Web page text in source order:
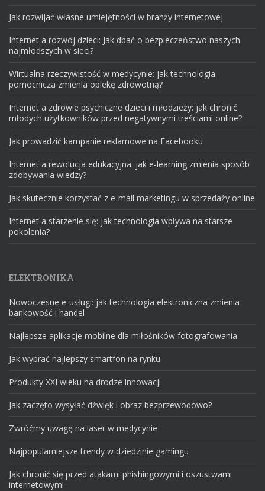
Jak rozwijać własne umiejętności w branży internetowej
Internet a rozwój dzieci: Jak dbać o bezpieczeństwo naszych
najmłodszych w sieci?
Wirtualna rzeczywistość w medycynie: jak technologia
pomocnicza zmienia opiekę zdrowotną?
Internet a zdrowie psychiczne dzieci i młodzieży: jak chronić
młodych użytkowników przed negatywnymi treściami online?
Jak prowadzić kampanie reklamowe na Facebooku
Internet a rewolucja edukacyjna: jak e-learning zmienia sposób
zdobywania wiedzy?
Jak skutecznie korzystać z e-mail marketingu w sprzedaży online
Internet a starzenie się: jak technologia wpływa na starsze
pokolenia?
ELEKTRONIKA
Nowoczesne e-usługi: jak technologia elektroniczna zmienia
bankowość i handel
Najlepsze aplikacje mobilne dla miłośników fotografowania
Jak wybrać najlepszy smartfon na rynku
Produkty XXI wieku na drodze innowacji
Jak zaczęto wysyłać dźwięk i obraz bezprzewodowo?
Zwróćmy uwagę na laser w medycynie
Najpopularniejsze trendy w dziedzinie gamingu
Jak chronić się przed atakami phishingowymi i oszustwami
internetowymi